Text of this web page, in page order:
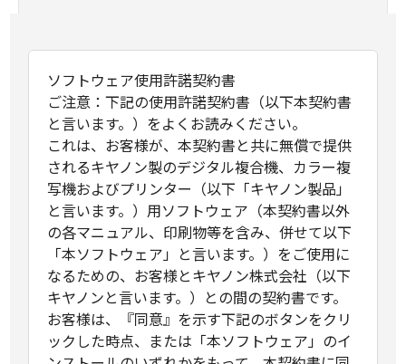
ソフトウェア使用許諾契約書
ご注意：下記の使用許諾契約書（以下本契約書
と言います。）をよくお読みください。
これは、お客様が、本契約書と共に無償で提供
されるキヤノン製のデジタル複合機、カラー複
写機およびプリンター（以下「キヤノン製品」
と言います。）用ソフトウェア（本契約書以外
の各マニュアル、印刷物等を含み、併せて以下
「本ソフトウェア」と言います。）をご使用に
なるための、お客様とキヤノン株式会社（以下
キヤノンと言います。）との間の契約書です。
お客様は、『同意』を示す下記のボタンをクリ
ックした時点、または「本ソフトウェア」のイ